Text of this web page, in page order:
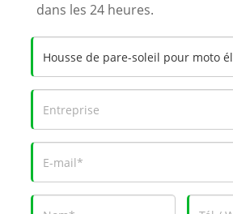
dans les 24 heures.